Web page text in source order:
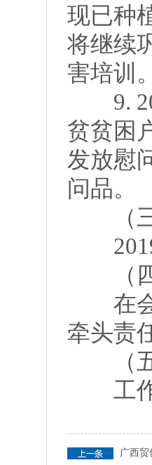
现已种
将继续
害培训
9.
贫贫困
发放慰
问品。
（三
2019
（四
在会
牵头责
（五
工作
广西贸